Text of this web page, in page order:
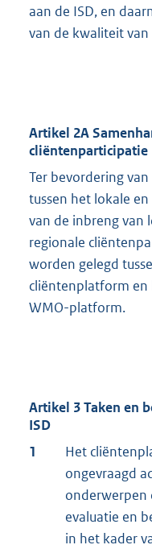
aan de ISD, en
van de kwaliteit
Artikel 2A
cliëntenparticipatie
Ter bevordering
tussen het lokale
van de inbreng van
regionale
worden gelegd
cliëntenplatform en
WMO-platform.
Artikel 3 Taken en
ISD
1
Het
ongevraagd
onderwerpen
evaluatie en
in het kader